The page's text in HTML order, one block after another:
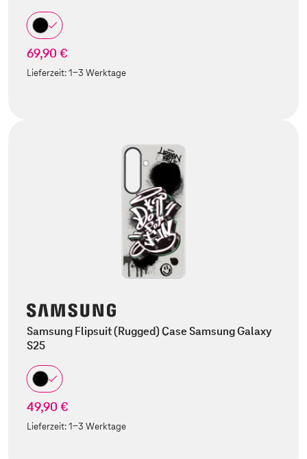
69,90 €
Lieferzeit:1-3 Werktage
Samsung Flipsuit (Rugged) Case Samsung Galaxy
S25
49,90 €
Lieferzeit:1-3 Werktage